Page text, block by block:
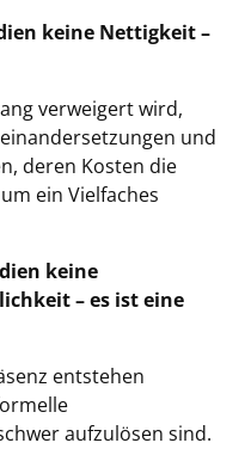
keine Nettigkeit –
verweigert wird,
und
deren Kosten die
ein Vielfaches
keine
– es ist eine
entstehen
aufzulösen sind.